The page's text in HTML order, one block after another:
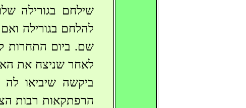
שילחם בגורילה
להלחם בגורילה
שם. ביום התחרות
לאחר שניצח את
ביקשה שיביאו
הרפתקאות רבות